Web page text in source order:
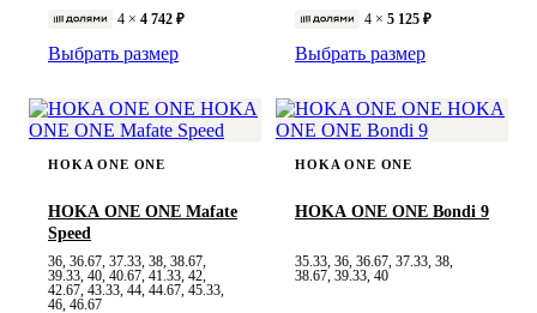
4 × 4 742 ₽
Выбрать размер
4 × 5 125 ₽
Выбрать размер
HOKA ONE ONE
HOKA ONE ONE Mafate
Speed
36, 36.67, 37.33, 38, 38.67,
39.33, 40, 40.67, 41.33, 42,
42.67, 43.33, 44, 44.67, 45.33,
46, 46.67
HOKA ONE ONE
HOKA ONE ONE Bondi 9
35.33, 36, 36.67, 37.33, 38,
38.67, 39.33, 40